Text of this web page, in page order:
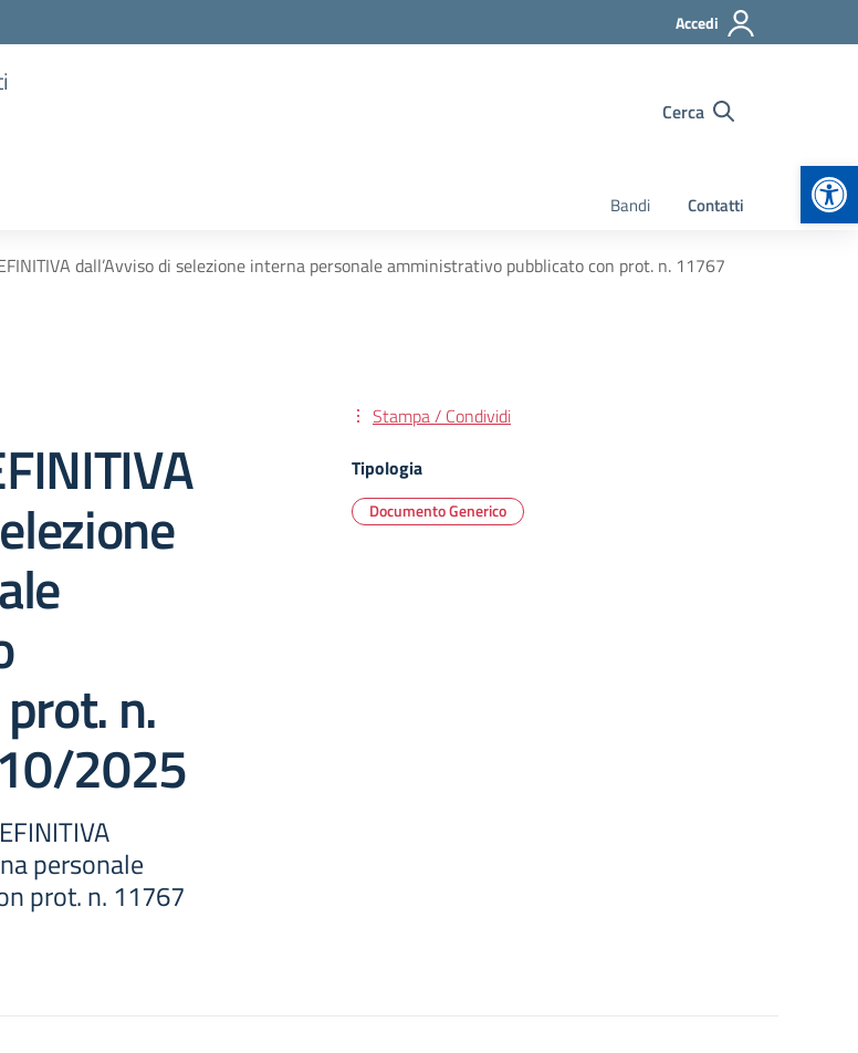
Accedi
Cerca
Bandi Contatti
dall’Avviso di selezione interna personale amministrativo pubblicato con prot. n. 11767
n.
2025
personale
prot. n. 11767
Stampa / Condividi
Tipologia
Documento Generico